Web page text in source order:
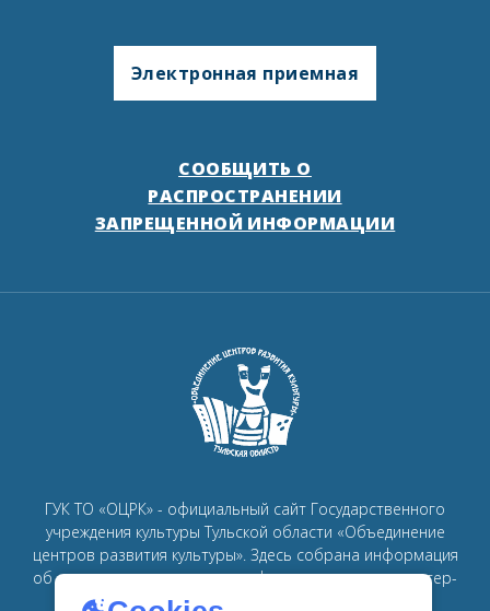
СООБЩИТЬ О
РАСПРОСТРАНЕНИИ
ЗАПРЕЩЕННОЙ ИНФОРМАЦИИ
Электронная приемная
ГУК ТО «ОЦРК» - официальный сайт Государственного
учреждения культуры Тульской области «Объединение
центров развития культуры». Здесь собрана информация
об основных мероприятиях, афишах, спектаклях, мастер-
классах, семинарах, главных новостях в рамках